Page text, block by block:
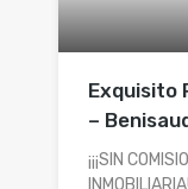
Exquisito
–
¡¡¡SIN